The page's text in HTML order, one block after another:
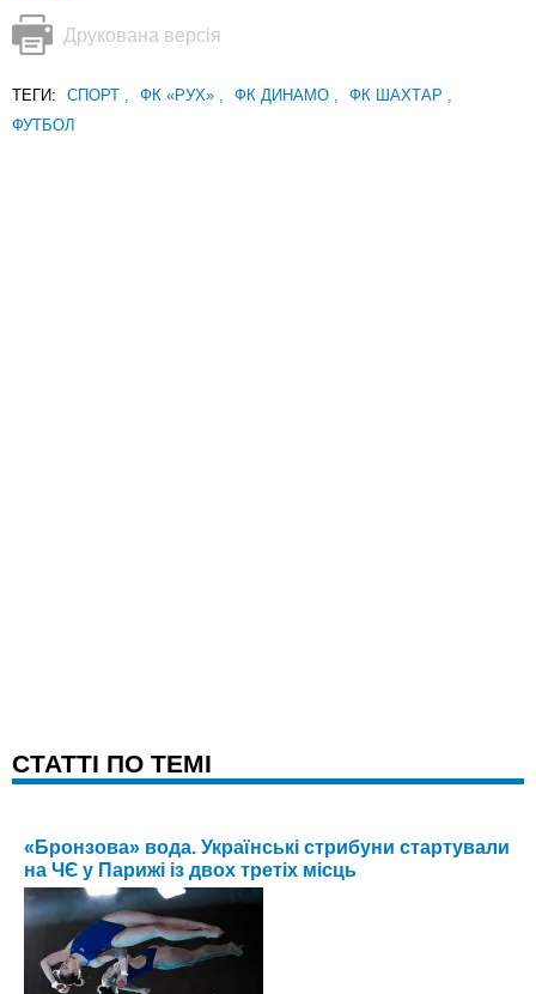
Друкована версія
ТЕГИ: СПОРТ , ФК «РУХ» , ФК ДИНАМО , ФК ШАХТАР ,
ФУТБОЛ
CТАТТІ ПО ТЕМІ
«Бронзова» вода. Українські стрибуни стартували
на ЧЄ у Парижі із двох третіх місць